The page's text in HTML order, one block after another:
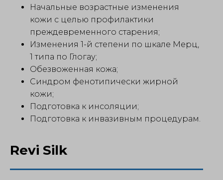
Начальные возрастные изменения
кожи с целью профилактики
преждевременного старения;
Изменения 1-й степени по шкале Мерц,
1 типа по Глогау;
Обезвоженная кожа;
Синдром фенотипически жирной
кожи;
Подготовка к инсоляции;
Подготовка к инвазивным процедурам.
Revi Silk